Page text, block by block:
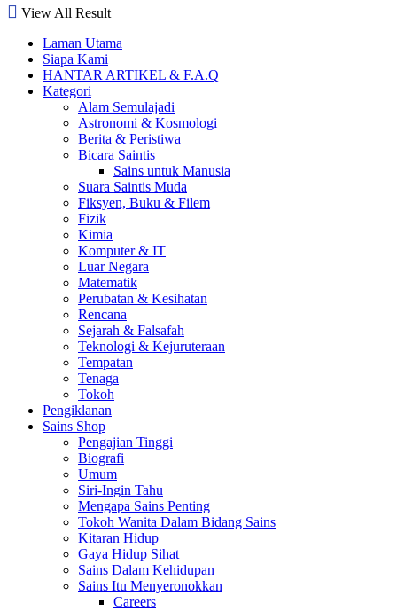
View All Result
Laman Utama
Siapa Kami
HANTAR ARTIKEL & F.A.Q
Kategori
Alam Semulajadi
Astronomi & Kosmologi
Berita & Peristiwa
Bicara Saintis
Sains untuk Manusia
Suara Saintis Muda
Fiksyen, Buku & Filem
Fizik
Kimia
Komputer & IT
Luar Negara
Matematik
Perubatan & Kesihatan
Rencana
Sejarah & Falsafah
Teknologi & Kejuruteraan
Tempatan
Tenaga
Tokoh
Pengiklanan
Sains Shop
Pengajian Tinggi
Biografi
Umum
Siri-Ingin Tahu
Mengapa Sains Penting
Tokoh Wanita Dalam Bidang Sains
Kitaran Hidup
Gaya Hidup Sihat
Sains Dalam Kehidupan
Sains Itu Menyeronokkan
Careers